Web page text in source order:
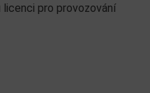
licenci pro provozování